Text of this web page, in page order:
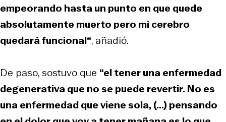
empeorando hasta un punto en que quede
absolutamente muerto pero mi cerebro
quedará funcional“, añadió.
De paso, sostuvo que “el tener una enfermedad
degenerativa que no se puede revertir. No es
una enfermedad que viene sola, (...) pensando